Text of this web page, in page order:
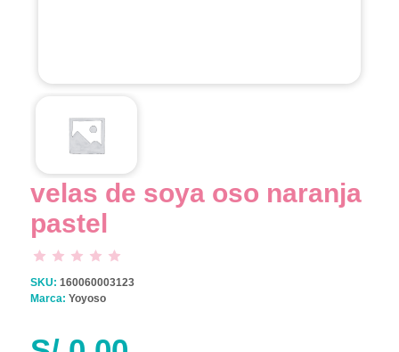
velas de soya oso naranja
pastel
SKU: 160060003123
Marca: Yoyoso